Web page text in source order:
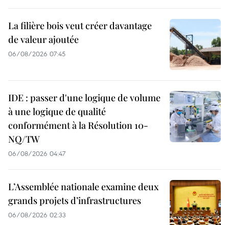
La filière bois veut créer davantage
de valeur ajoutée
06/08/2026 07:45
IDE : passer d'une logique de volume
à une logique de qualité
conformément à la Résolution 10-
NQ/TW
06/08/2026 04:47
L’Assemblée nationale examine deux
grands projets d’infrastructures
06/08/2026 02:33